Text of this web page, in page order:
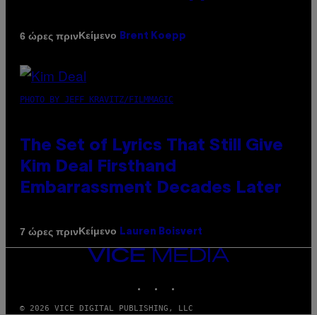
6 ώρες πρινΚείμενο Brent Koepp
PHOTO BY JEFF KRAVITZ/FILMMAGIC
The Set of Lyrics That Still Give
Kim Deal Firsthand
Embarrassment Decades Later
7 ώρες πρινΚείμενο Lauren Boisvert
VICE
© 2026 VICE DIGITAL PUBLISHING, LLC